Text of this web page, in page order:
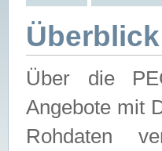
Überblick
Über die
Angebote mit
Rohdaten